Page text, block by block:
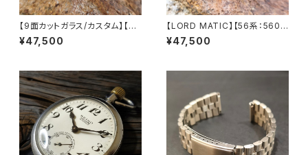
【9面カットガラス/カスタム】【LO
RD MATIC】【56系：5606-70
70】SEIKO/セイコーロードマチ
舎諏訪工場 1970年 4月製造
アンティークウォッチ 中三針 レ
ザーベルト メンズウォッチ【560
6-7070-4】
¥47,500
【LORD MATIC】【56系：5606
-7130】SEIKO/セイコーロード
マチック 23石 Cal.5606 キャ
チ【lm5606-7130-1】
¥47,500